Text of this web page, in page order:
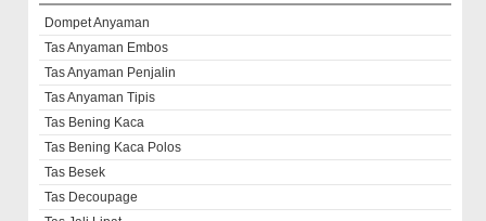
Dompet Anyaman
Tas Anyaman Embos
Tas Anyaman Penjalin
Tas Anyaman Tipis
Tas Bening Kaca
Tas Bening Kaca Polos
Tas Besek
Tas Decoupage